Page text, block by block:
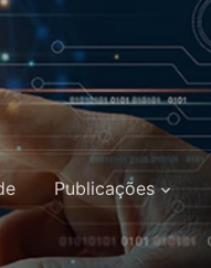
Publicações